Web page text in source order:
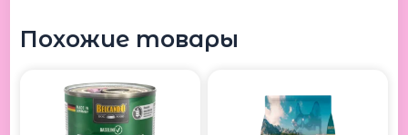
Похожие товары